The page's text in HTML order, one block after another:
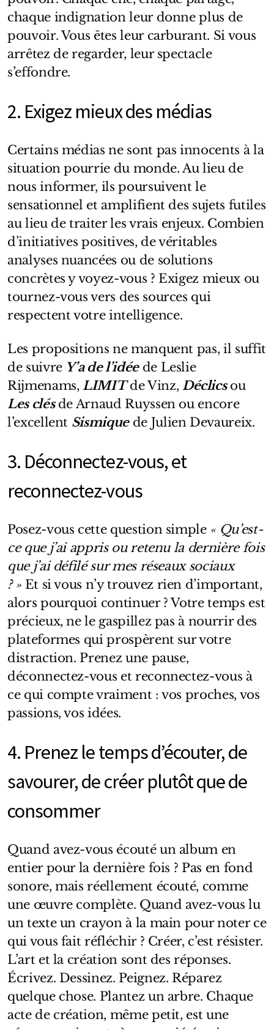
chaque indignation leur donne plus de
pouvoir. Vous êtes leur carburant. Si vous
arrêtez de regarder, leur spectacle
s’effondre.
2. Exigez mieux des médias
Certains médias ne sont pas innocents à la
situation pourrie du monde. Au lieu de
nous informer, ils poursuivent le
sensationnel et amplifient des sujets futiles
au lieu de traiter les vrais enjeux. Combien
d’initiatives positives, de véritables
analyses nuancées ou de solutions
concrètes y voyez-vous ? Exigez mieux ou
tournez-vous vers des sources qui
respectent votre intelligence.
Les propositions ne manquent pas, il suffit
de suivre Y’a de l’idéede Leslie
Rijmenams,LIMITde Vinz, Déclicsou
Les clésde Arnaud Ruyssen ou encore
l’excellent Sismiquede Julien Devaureix.
3. Déconnectez-vous, et
reconnectez-vous
Posez-vous cette question simple « Qu’est-
ce que j’ai appris ou retenu la dernière fois
que j’ai défilé sur mes réseaux sociaux
? »Et si vous n’y trouvez rien d’important,
alors pourquoi continuer ? Votre temps est
précieux, ne le gaspillez pas à nourrir des
plateformes qui prospèrent sur votre
distraction. Prenez une pause,
déconnectez-vous et reconnectez-vous à
ce qui compte vraiment : vos proches, vos
passions, vos idées.
4. Prenez le temps d’écouter, de
savourer, de créer plutôt que de
consommer
Quand avez-vous écouté un album en
entier pour la dernière fois ? Pas en fond
sonore, mais réellement écouté, comme
une œuvre complète. Quand avez-vous lu
un texte un crayon à la main pour noter ce
qui vous fait réfléchir ? Créer, c’est résister.
L’art et la création sont des réponses.
Écrivez. Dessinez. Peignez. Réparez
quelque chose. Plantez un arbre. Chaque
acte de création, même petit, est une